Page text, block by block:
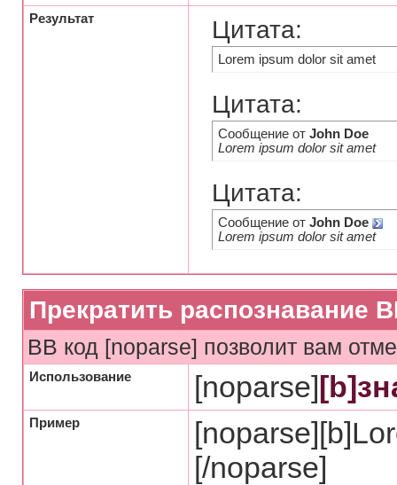
Результат Цитата:
Lorem ipsum dolor sit amet
Цитата:
Сообщение от John Doe
Lorem ipsum dolor sit amet
Цитата:
Сообщение от John Doe
Lorem ipsum dolor sit amet
Прекратить распознавание
BB код [noparse] позволит вам
Использование [noparse]
Пример
[/noparse]